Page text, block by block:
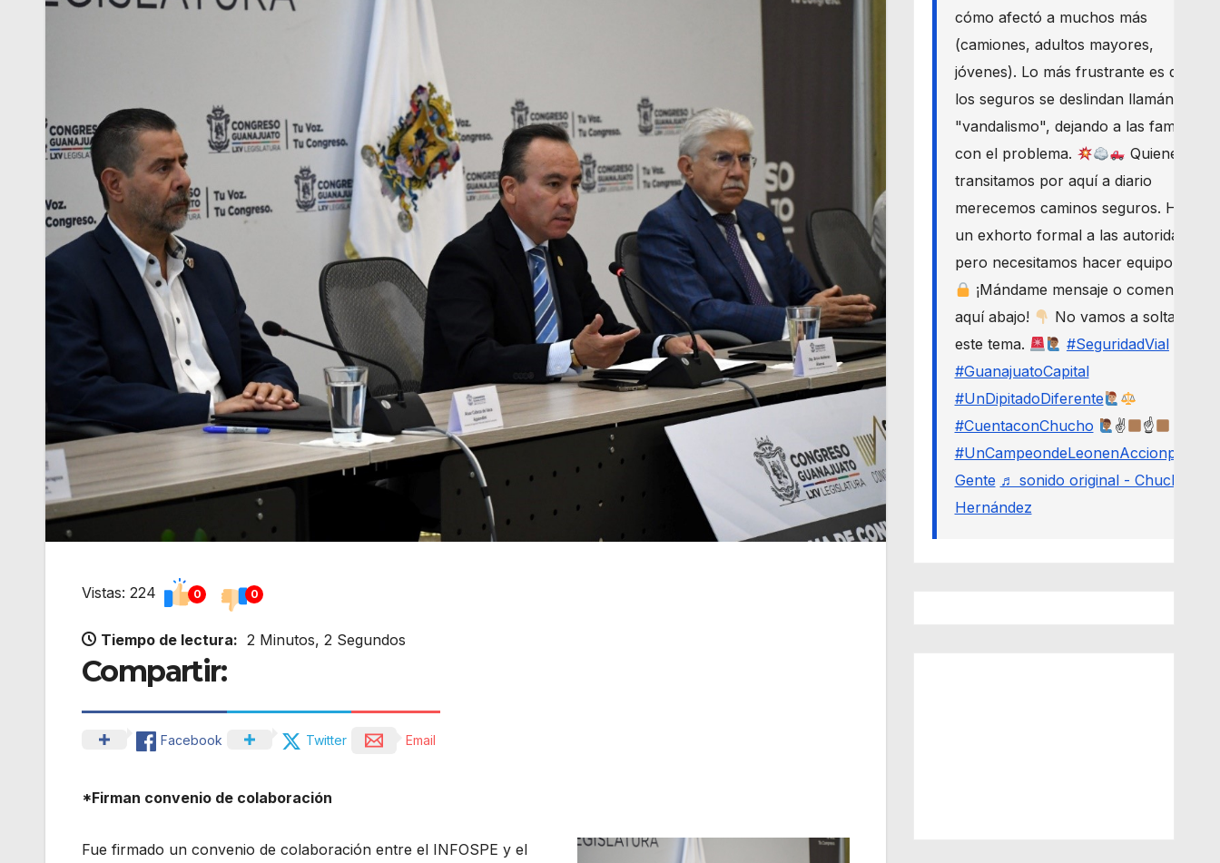
Vistas: 224 0 0
Tiempo de lectura: 2 Minutos, 2 Segundos
Compartir:
Facebook Twitter Email
*Firman convenio de colaboración
Fue firmado un convenio de colaboración entre el INFOSPE y el
cómo afectó a muchos más
(camiones, adultos mayores,
jóvenes). Lo más frustrante es que
los seguros se deslindan llamándolo
"vandalismo", dejando a las familias
con el problema.
Quienes
transitamos por aquí a diario
merecemos caminos seguros. Haré
un exhorto formal a las autoridades,
pero necesitamos hacer equipo.
¡Mándame mensaje o comenta
aquí abajo!
No vamos a soltar
este tema.
#SeguridadVial
#GuanajuatoCapital
#UnDipitadoDiferente
#CuentaconChucho
✌
☝
#UnCampeondeLeonenAccionporLa
Gente ♬ sonido original - Chucho
Hernández